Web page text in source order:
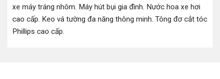
xe máy tráng nhôm. Máy hút bụi gia đình. Nước hoa xe hơi
cao cấp. Keo vá tường đa năng thông minh. Tông đơ cắt tóc
Phillips cao cấp.